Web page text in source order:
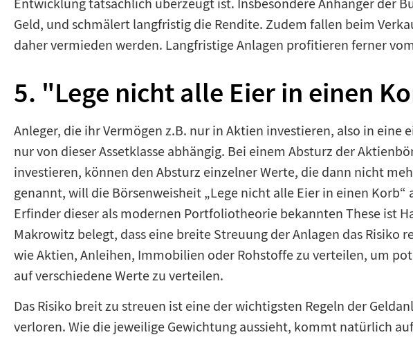
Entwicklung tatsächlich überzeugt ist. Insbesondere Anhänger der
Geld, und schmälert langfristig die Rendite. Zudem fallen beim
daher vermieden werden. Langfristige Anlagen profitieren ferner
5. "Lege nicht alle Eier in einen
Anleger, die ihr Vermögen z.B. nur in Aktien investieren, also in eine
nur von dieser Assetklasse abhängig. Bei einem Absturz der
investieren, können den Absturz einzelner Werte, die dann nicht
genannt, will die Börsenweisheit „Lege nicht alle Eier in einen Korb“
Erfinder dieser als modernen Portfoliotheorie bekannten These ist
Makrowitz belegt, dass eine breite Streuung der Anlagen das Risiko
wie Aktien, Anleihen, Immobilien oder Rohstoffe zu verteilen, um
auf verschiedene Werte zu verteilen.
Das Risiko breit zu streuen ist eine der wichtigsten Regeln der
verloren. Wie die jeweilige Gewichtung aussieht, kommt natürlich